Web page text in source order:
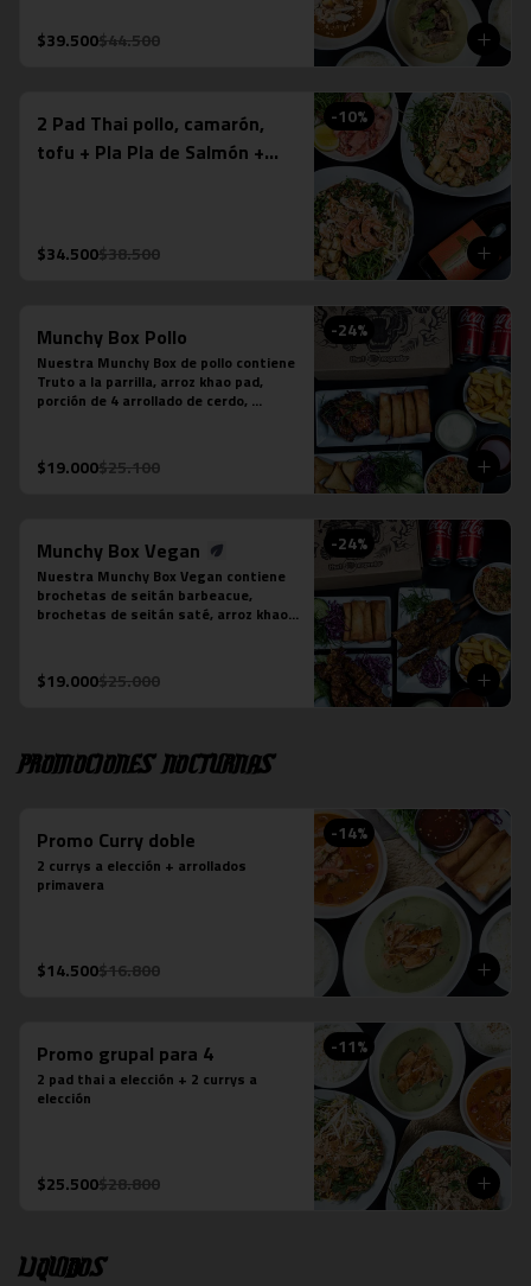
$39.500$44.500
-10%
2 Pad Thai pollo, camarón,
tofu + Pla Pla de Salmón +
$34.500$38.500
-24%
Munchy Box Pollo
Nuestra Munchy Box de pollo contiene
Truto a la parrilla, arroz khao pad,
porción de 4 arrollado de cerdo,
lata a tu elección.
$19.000$25.100
-24%
Munchy Box Vegan
Nuestra Munchy Box Vegan contiene
brochetas de seitán barbeacue,
brochetas de seitán saté, arroz khao
bebidas en lata a tu elección.
$19.000$25.000
Promociones nocturnas
-14%
Promo Curry doble
2 currys a elección + arrollados
primavera
$14.500$16.800
-11%
Promo grupal para 4
2 pad thai a elección + 2 currys a
elección
$25.500$28.800
Liquidos